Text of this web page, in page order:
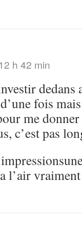
h 42 min
dedans
fois
me
c’est pas
l’air